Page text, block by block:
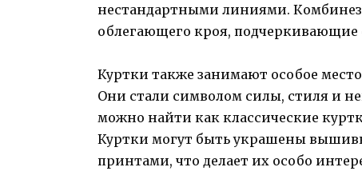
нестандартными линиями.
облегающего кроя,
Куртки также занимают особое
Они стали символом силы, стиля и
можно найти как классические
Куртки могут быть украшены
принтами, что делает их особо